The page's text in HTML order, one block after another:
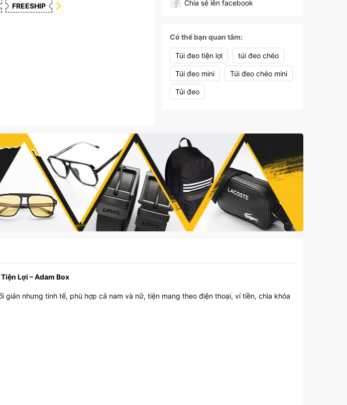
FREESHIP Chia sẻ lên facebook
Có thể bạn quan tâm:
Túi đeo tiện lợi túi đeo chéo
Túi đeo mini Túi đeo chéo mini
Túi đeo
Lợi – Adam Box
nhưng tinh tế, phù hợp cả nam và nữ, tiện mang theo điện thoại, ví tiền, chìa khóa